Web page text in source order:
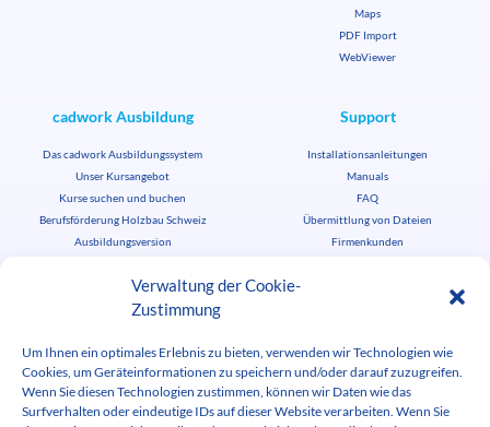
Verwaltung der Cookie-
Zustimmung
Um Ihnen ein optimales Erlebnis zu bieten, verwenden wir Technologien wie
Cookies, um Geräteinformationen zu speichern und/oder darauf zuzugreifen.
Wenn Sie diesen Technologien zustimmen, können wir Daten wie das
Surfverhalten oder eindeutige IDs auf dieser Website verarbeiten. Wenn Sie
Maps
PDF Import
WebViewer
cadwork Ausbildung
Das cadwork Ausbildungssystem
Unser Kursangebot
Kurse suchen und buchen
Berufsförderung Holzbau Schweiz
Ausbildungsversion
News
cadwork aktuell
Stellenbörse
Support
Installationsanleitungen
Manuals
FAQ
Übermittlung von Dateien
Firmenkunden
cadwork herunterladen